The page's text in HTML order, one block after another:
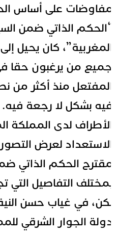
على أساس
الذاتي ضمن
كان يحيل
من يرغبون حقا في
منذ أكثر من
بشكل لا رجعة فيه.
لدى المملكة
لعرض التصور
الحكم الذاتي
التفاصيل التي
في غياب حسن
الجوار الشرقي